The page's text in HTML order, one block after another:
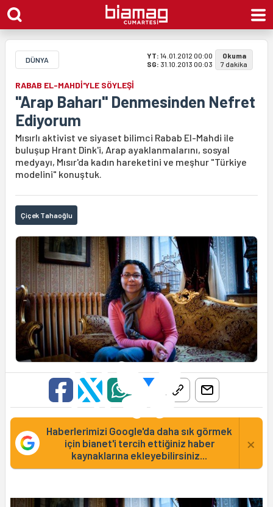
DÜNYA YT: 14.01.2012 00:00
SG: 31.10.2013 00:03
Okuma
7 dakika
RABAB EL-MAHDİ'YLE SÖYLEŞİ
"Arap Baharı" Denmesinden Nefret
Ediyorum
Mısırlı aktivist ve siyaset bilimci Rabab El-Mahdi ile
buluşup Hrant Dink'i, Arap ayaklanmalarını, sosyal
medyayı, Mısır'da kadın hareketini ve meşhur "Türkiye
modelini" konuştuk.
Çiçek Tahaoğlu
Haberlerimizi Google'da daha sık görmek
için bianet'i tercih ettiğiniz haber
kaynaklarına ekleyebilirsiniz...
×